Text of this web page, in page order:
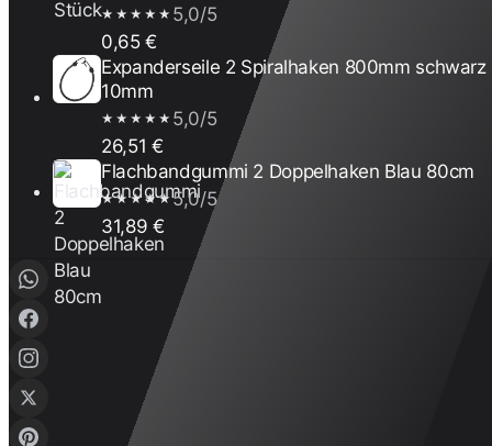
★★★★★ 5,0/5
0,65 €
Expanderseile 2 Spiralhaken 800mm schwarz
10mm
★★★★★ 5,0/5
26,51 €
Flachbandgummi 2 Doppelhaken Blau 80cm
★★★★★5,0/5
31,89 €